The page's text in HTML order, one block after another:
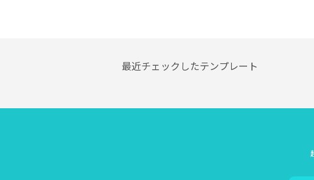
最近チェックしたテンプレート